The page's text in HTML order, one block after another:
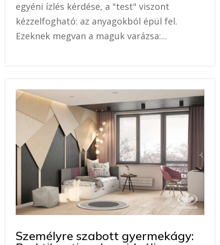
egyéni ízlés kérdése, a "test" viszont
kézzelfogható: az anyagokból épül fel.
Ezeknek megvan a maguk varázsa:...
Személyre szabott gyermekágy: